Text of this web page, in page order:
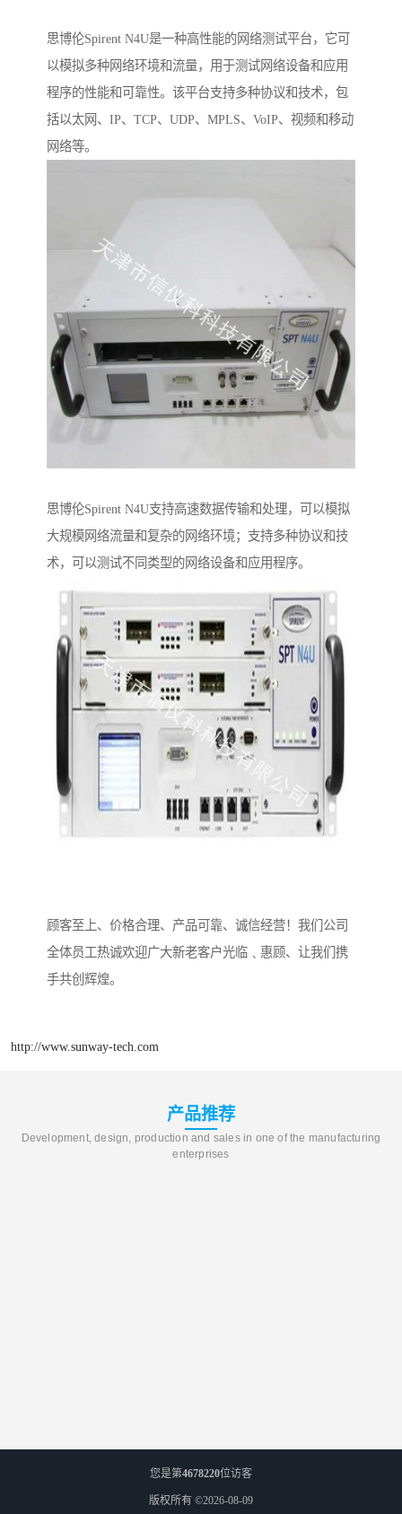
思博伦Spirent N4U是一种高性能的网络测试平台，它可
以模拟多种网络环境和流量，用于测试网络设备和应用
程序的性能和可靠性。该平台支持多种协议和技术，包
括以太网、IP、TCP、UDP、MPLS、VoIP、视频和移动
网络等。
思博伦Spirent N4U支持高速数据传输和处理，可以模拟
大规模网络流量和复杂的网络环境；支持多种协议和技
术，可以测试不同类型的网络设备和应用程序。
顾客至上、价格合理、产品可靠、诚信经营！我们公司
全体员工热诚欢迎广大新老客户光临﹑惠顾、让我们携
手共创辉煌。
http://www.sunway-tech.com
产品推荐
Development, design, production and sales in one of the manufacturing
enterprises
您是第4678220位访客
版权所有 ©2026-08-09